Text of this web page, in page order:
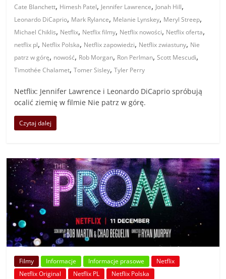
Cate Blanchett, Himesh Patel, Jennifer Lawrence, Jonah Hill,
Leonardo DiCaprio, Mark Rylance, Melanie Lynskey, Meryl Streep,
Michael Chiklis, Netflix, Netflix filmy, Netflix nowości, Netflix oferta,
netflix pl, Netflix Polska, Netflix zapowiedzi, Netflix zwiastuny, Nie
patrz w górę, nowość, Rob Morgan, Ron Perlman,Scott Mescudi,
Timothée Chalamet,Tomer Sisley,Tyler Perry
Netflix: Jennifer Lawrence i Leonardo DiCaprio spróbują
ocalić ziemię w filmie Nie patrz w górę.
Czytaj dalej
Filmy Informacje Informacje prasowe
Netflix
Netflix Original
Netflix PL Netflix Polska